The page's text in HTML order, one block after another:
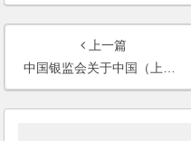
上一篇
中国银监会关于中国（上海）自由贸易试验区银行业监管有关问题的通知